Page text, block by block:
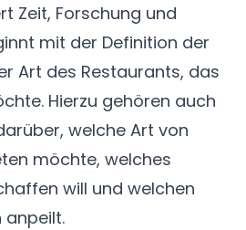
Zeit, Forschung und
mit der Definition der
Art des Restaurants, das
Hierzu gehören auch
welche Art von
möchte, welches
will und welchen
anpeilt.